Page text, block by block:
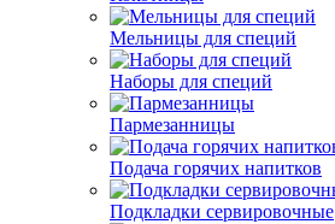
Мельницы для специй
Наборы для специй
Пармезанницы
Подача горячих напитков
Подкладки сервировочные